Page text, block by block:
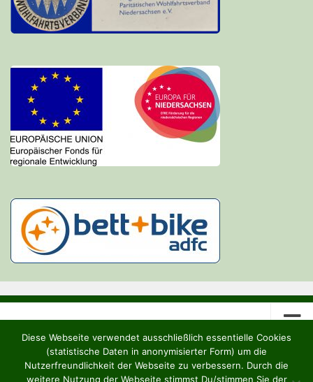
Heideruh e.V. © 2026. Alle Rechte vorbehalten.
Diese Webseite verwendet ausschließlich essentielle Cookies
(statistische Daten in anonymisierter Form) um die
Nutzerfreundlichkeit der Webseite zu verbessern. Durch die
weitere Nutzung der Webseite stimmst Du/stimmen Sie der